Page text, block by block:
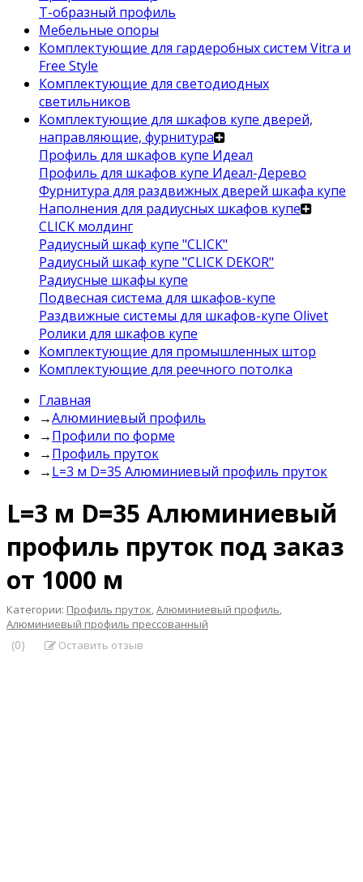
Т-образный профиль
Мебельные опоры
Комплектующие для гардеробных систем Vitra и
Free Style
Комплектующие для светодиодных
светильников
Комплектующие для шкафов купе дверей,
направляющие, фурнитура
Профиль для шкафов купе Идеал
Профиль для шкафов купе Идеал-Дерево
Фурнитура для раздвижных дверей шкафа купе
Наполнения для радиусных шкафов купе
CLICK молдинг
Радиусный шкаф купе "CLICK"
Радиусный шкаф купе "CLICK DEKOR"
Радиусные шкафы купе
Подвесная система для шкафов-купе
Раздвижные системы для шкафов-купе Olivet
Ролики для шкафов купе
Комплектующие для промышленных штор
Комплектующие для реечного потолка
Главная
→Алюминиевый профиль
→Профили по форме
→Профиль пруток
→L=3 м D=35 Алюминиевый профиль пруток
L=3 м D=35 Алюминиевый
профиль пруток под заказ
от 1000 м
Категории: Профиль пруток,Алюминиевый профиль,
Алюминиевый профиль прессованный
(0) Оставить отзыв